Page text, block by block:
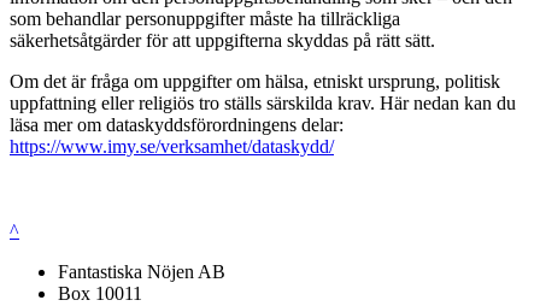
som behandlar personuppgifter måste ha tillräckliga
säkerhetsåtgärder för att uppgifterna skyddas på rätt sätt.
Om det är fråga om uppgifter om hälsa, etniskt ursprung, politisk
uppfattning eller religiös tro ställs särskilda krav. Här nedan kan du
läsa mer om dataskyddsförordningens delar:
https://www.imy.se/verksamhet/dataskydd/
^
Fantastiska Nöjen AB
Box 10011